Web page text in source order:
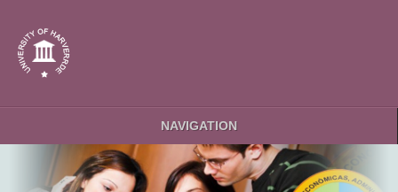
NAVIGATION